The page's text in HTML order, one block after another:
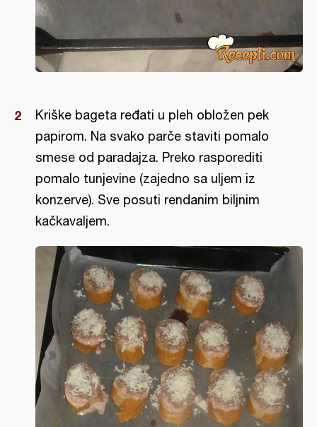
Kriške bageta ređati u pleh obložen pek
papirom. Na svako parče staviti pomalo
smese od paradajza. Preko rasporediti
pomalo tunjevine (zajedno sa uljem iz
konzerve). Sve posuti rendanim biljnim
kačkavaljem.